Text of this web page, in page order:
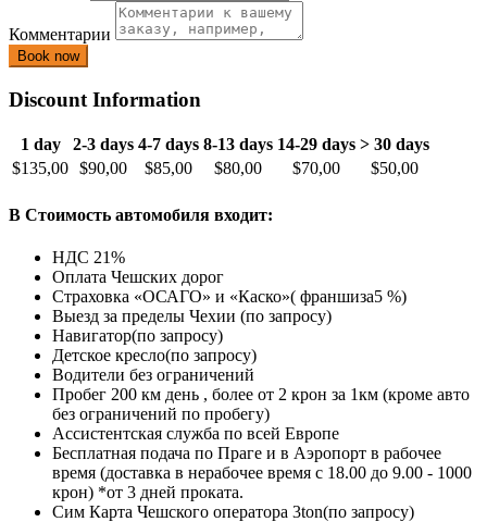
Комментарии
Discount Information
1 day 2-3 days 4-7 days 8-13 days 14-29 days > 30 days
$135,00 $90,00 $85,00 $80,00 $70,00 $50,00
В Стоимость автомобиля входит:
НДС 21%
Оплата Чешских дорог
Страховка «ОСАГО» и «Каско»( франшиза5 %)
Выезд за пределы Чехии (по запросу)
Навигатор(по запросу)
Детское кресло(по запросу)
Водители без ограничений
Пробег 200 км день , более от 2 крон за 1км (кроме авто
без ограничений по пробегу)
Ассистентская служба по всей Европе
Бесплатная подача по Праге и в Аэропорт в рабочее
время (доставка в нерабочее время с 18.00 до 9.00 - 1000
крон) *от 3 дней проката.
Cим Карта Чешского оператора 3ton(по запросу)